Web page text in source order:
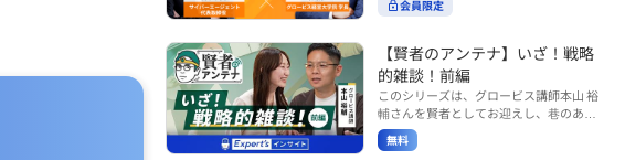
ムワークである「GROWモデル」を取り
の主体性を引き出していくのかを、わか
りやすく解説します。 メンバーとの対話
を、成長を促す機会へと変えていく。そ
の第一歩としておすすめのコースです。
コース内で紹介している「傾聴力」を深
めたい方は、こちらも合わせてご覧くだ
さい。 ・傾聴力 ~リーダーのための聴く
考えを深め、学んでいきます。 ■こんな
理・情シスなど、バックオフィス部門を
率いるリーダー・マネージャーの方 ・バ
ックオフィス業務へのAI活用やDX推進を
担っている方 ・AI時代におけるバックオ
フィスの役割や戦略のあり方を考えたい
方 ■AIシフトシリーズとは？ 『AI BUSI
志）を投げかけ、その人生哲学を解き明
ーエージェント代表取締役の藤田晋氏。
起業の理由、経営をどうやって学んだ
か、アメーバブログ・ABEMAの立ち上
げ、経営チームづくりについてなど聞い
ていきます。（肩書きは2020年12月11
日撮影当時のもの） 藤田 晋 サイバー
会員限定
【賢者のアンテナ】いざ！戦略
的雑談！前編
このシリーズは、グロービス講師本山 裕
輔さんを賢者としてお迎えし、巷のあり
とあらゆるものを独自の視点で紐解き、
皆様の学びの意欲を刺激するコンテンツ
無料